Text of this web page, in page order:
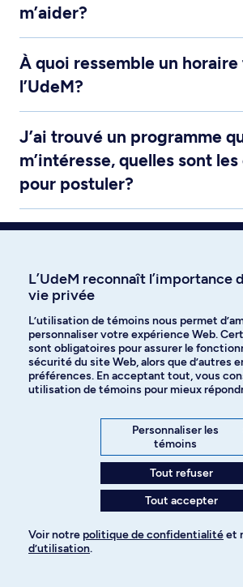
m’aider?
À quoi ressemble un
l’UdeM?
J’ai trouvé un programme
m’intéresse, quelles sont
pour postuler?
Quand dois-je postuler pour
Quand et comment dois-je
entreprendre mes
d’immigration?
Conseils pour
L’UdeM reconnaît l’importance
vie privée
L’utilisation de témoins nous permet
personnaliser votre expérience Web.
sont obligatoires pour assurer le
sécurité du site Web, alors que d’autres
préférences. En acceptant tout, vous
utilisation de témoins pour mieux
Personnaliser les
témoins
Tout refuser
Tout accepter
Voir notre politique de confidentialitéet
d’utilisation.